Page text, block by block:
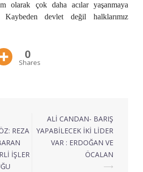
olarak çok daha acılar yaşanmaya
Kaybeden devlet değil halklarımız
0
Shares
REZA
İŞLER
ALİ CANDAN- BARIŞ
YAPABİLECEK İKİ LİDER
VAR : ERDOĞAN VE
ÖCALAN
⟶